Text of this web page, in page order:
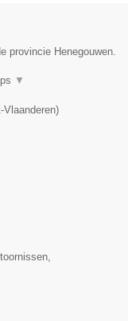
provincie Henegouwen.
▼
Vlaanderen)